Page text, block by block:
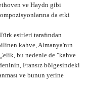
ve Haydn gibi
da etki
esirleri tarafından
kahve, Almanya'nın
bu nedenle de "kahve
Fransız bölgesindeki
ve bunun yerine